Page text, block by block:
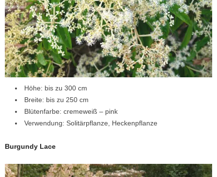
Höhe: bis zu 300 cm
Breite: bis zu 250 cm
Blütenfarbe: cremeweiß – pink
Verwendung: Solitärpflanze, Heckenpflanze
Burgundy Lace